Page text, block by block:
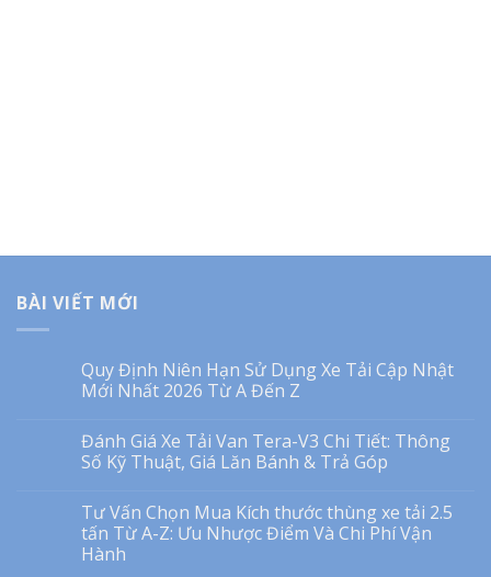
BÀI VIẾT MỚI
Quy Định Niên Hạn Sử Dụng Xe Tải Cập Nhật
Mới Nhất 2026 Từ A Đến Z
Đánh Giá Xe Tải Van Tera-V3 Chi Tiết: Thông
Số Kỹ Thuật, Giá Lăn Bánh & Trả Góp
Tư Vấn Chọn Mua Kích thước thùng xe tải 2.5
tấn Từ A-Z: Ưu Nhược Điểm Và Chi Phí Vận
Hành